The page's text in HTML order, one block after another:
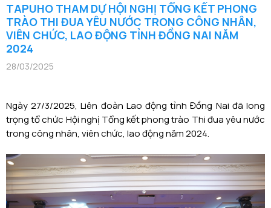
TAPUHO THAM DỰ HỘI NGHỊ TỔNG KẾT PHONG
TRÀO THI ĐUA YÊU NƯỚC TRONG CÔNG NHÂN,
VIÊN CHỨC, LAO ĐỘNG TỈNH ĐỒNG NAI NĂM
2024
28/03/2025
Ngày 27/3/2025, Liên đoàn Lao động tỉnh Đồng Nai đã long
trọng tổ chức Hội nghị Tổng kết phong trào Thi đua yêu nước
trong công nhân, viên chức, lao động năm 2024.